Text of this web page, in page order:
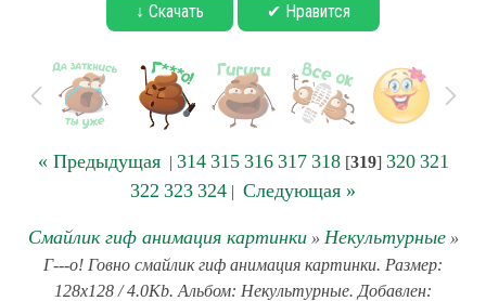
↓ Скачать ✔ Нравится
« Предыдущая| 314 315 316 317 318[319] 320 321
322 323 324 | Следующая »
Смайлик гиф анимация картинки» Некультурные»
Г---о! Говно смайлик гиф анимация картинки. Размер:
128x128 / 4.0Kb. Альбом: Некультурные. Добавлен: